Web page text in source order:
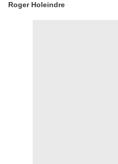
Roger Holeindre